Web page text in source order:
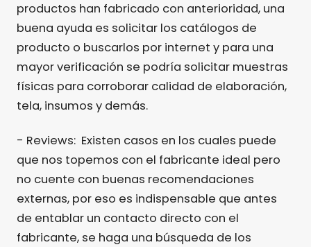
productos han fabricado con anterioridad, una
buena ayuda es solicitar los catálogos de
producto o buscarlos por internet y para una
mayor verificación se podría solicitar muestras
físicas para corroborar calidad de elaboración,
tela, insumos y demás.
- Reviews: Existen casos en los cuales puede
que nos topemos con el fabricante ideal pero
no cuente con buenas recomendaciones
externas, por eso es indispensable que antes
de entablar un contacto directo con el
fabricante, se haga una búsqueda de los